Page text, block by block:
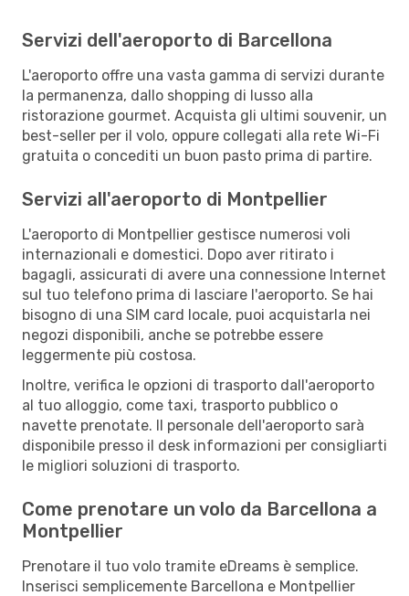
Servizi dell'aeroporto di Barcellona
L'aeroporto offre una vasta gamma di servizi durante
la permanenza, dallo shopping di lusso alla
ristorazione gourmet. Acquista gli ultimi souvenir, un
best-seller per il volo, oppure collegati alla rete Wi-Fi
gratuita o concediti un buon pasto prima di partire.
Servizi all'aeroporto di Montpellier
L'aeroporto di Montpellier gestisce numerosi voli
internazionali e domestici. Dopo aver ritirato i
bagagli, assicurati di avere una connessione Internet
sul tuo telefono prima di lasciare l'aeroporto. Se hai
bisogno di una SIM card locale, puoi acquistarla nei
negozi disponibili, anche se potrebbe essere
leggermente più costosa.
Inoltre, verifica le opzioni di trasporto dall'aeroporto
al tuo alloggio, come taxi, trasporto pubblico o
navette prenotate. Il personale dell'aeroporto sarà
disponibile presso il desk informazioni per consigliarti
le migliori soluzioni di trasporto.
Come prenotare un volo da Barcellona a
Montpellier
Prenotare il tuo volo tramite eDreams è semplice.
Inserisci semplicemente Barcellona e Montpellier